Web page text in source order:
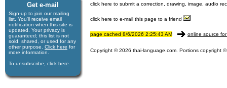
Get e-mail
Sign-up to join our mail­ing
list. You'll receive e­mail
notification when this site is
updated. Your privacy is
guaran­teed; this list is not
sold, shared, or used for any
other purpose. Click here for
more infor­mation.
To unsubscribe, click here
click here to submit a correction, drawing, image, audio
click here to e-mail this page to a friend
page cached 8/6/2026 2:25:43 AM online source
Copyright © 2026 thai-language.com. Portions copyright